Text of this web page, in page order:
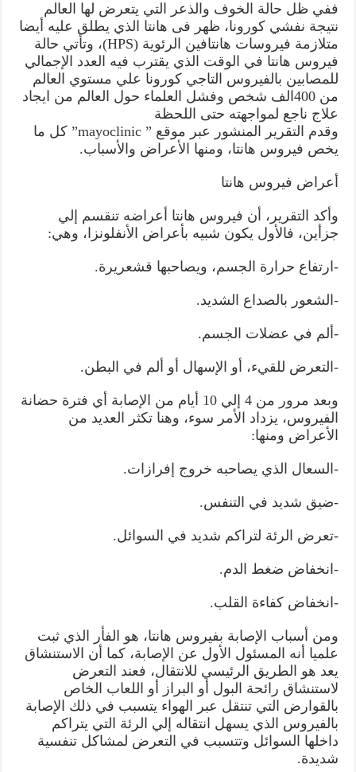
ففي ظل حالة الخوف والذعر التي يتعرض لها العالم
نتيجة نفشي كورونا، ظهر فى هانتا الذي يطلق عليه أيضا
متلازمة فيروسات هانتافين الرئوية (HPS)، وتأتي حالة
فيروس هانتا في الوقت الذي يقترب فيه العدد الإجمالي
للمصابين بالفيروس التاجي كورونا علي مستوي العالم
من 400الف شخص وفشل العلماء حول العالم من ايجاد
علاج ناجع لمواجهته حتى اللحظة
وقدم التقرير المنشور عبر موقع ” mayoclinic” كل ما
يخص فيروس هانتا، ومنها الأعراض والأسباب.
أعراض فيروس هانتا
وأكد التقرير، أن فيروس هانتا أعراضه تنقسم إلي
جزأين، فالأول يكون شبيه بأعراض الأنفلونزا، وهي:
-ارتفاع حرارة الجسم، ويصاحبها قشعريرة.
-الشعور بالصداع الشديد.
-ألم في عضلات الجسم.
-التعرض للقيء، أو الإسهال أو ألم في البطن.
وبعد مرور من 4 إلي 10 أيام من الإصابة أي فترة حضانة
الفيروس، يزداد الأمر سوء، وهنا تكثر العديد من
الأعراض ومنها:
-السعال الذي يصاحبه خروج إفرازات.
-ضيق شديد في التنفس.
-تعرض الرئة لتراكم شديد في السوائل.
-انخفاض ضغط الدم.
-انخفاض كفاءة القلب.
ومن أسباب الإصابة بفيروس هانتا، هو الفأر الذي ثبت
علميا أنه المسئول الأول عن الإصابة، كما أن الاستنشاق
يعد هو الطريق الرئيسي للانتقال، فعند التعرض
لاستنشاق رائحة البول أو البراز أو اللعاب الخاص
بالقوارض التي تنتقل عبر الهواء يتسبب في ذلك الإصابة
بالفيروس الذي يسهل انتقاله إلي الرئة التي يتراكم
داخلها السوائل وتتسبب في التعرض لمشاكل تنفسية
شديدة.